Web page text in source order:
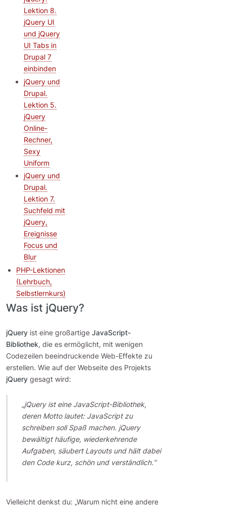
Lektion 8.
jQuery UI
und jQuery
UI Tabs in
Drupal 7
einbinden
jQuery und
Drupal.
Lektion 5.
jQuery
Online-
Rechner,
Sexy
Uniform
jQuery und
Drupal.
Lektion 7.
Suchfeld mit
jQuery,
Ereignisse
Focus und
Blur
PHP-Lektionen
(Lehrbuch,
Selbstlernkurs)
Was ist jQuery?
jQuery ist eine großartige JavaScript-
Bibliothek, die es ermöglicht, mit wenigen
Codezeilen beeindruckende Web-Effekte zu
erstellen. Wie auf der Webseite des Projekts
jQuery gesagt wird:
„jQuery ist eine JavaScript-Bibliothek,
deren Motto lautet: JavaScript zu
schreiben soll Spaß machen. jQuery
bewältigt häufige, wiederkehrende
Aufgaben, säubert Layouts und hält dabei
den Code kurz, schön und verständlich.“
Vielleicht denkst du: „Warum nicht eine andere